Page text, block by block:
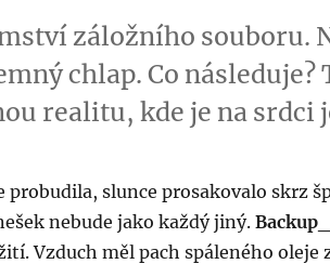
záložního souboru.
chlap. Co následuje?
realitu, kde je na srdci
probudila, slunce prosakovalo skrz
nebude jako každý jiný.
Vzduch měl pach spáleného oleje